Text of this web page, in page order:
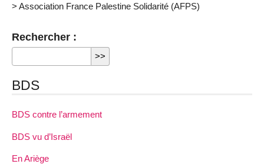
> Association France Palestine Solidarité (AFPS)
Rechercher :
BDS
BDS contre l’armement
BDS vu d’Israël
En Ariège